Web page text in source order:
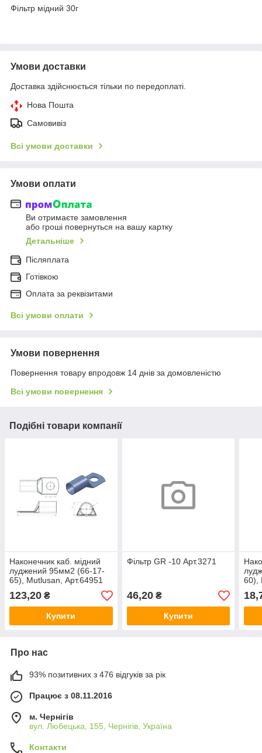
Фільтр мідний 30г
Умови доставки
Доставка здійснюється тільки по передоплаті.
Нова Пошта
Самовивіз
Всі умови доставки
Умови оплати
Ви отримаєте замовлення
або гроші повернуться на вашу картку
Детальніше
Післяплата
Готівкою
Оплата за реквізитами
Всі умови оплати
Умови повернення
Повернення товару впродовж 14 днів за домовленістю
Всі умови повернення
Подібні товари компанії
Наконечник каб. мідний
луджений 95мм2 (66-17-
65), Mutlusan, Арт.64951
123,20 ₴
Купити
Фільтр GR -10 Арт.3271
46,20₴
Купити
60),
Про нас
93% позитивних з 476 відгуків за рік
Працює з 08.11.2016
м. Чернігів
вул. Любецька, 155, Чернігів, Україна
Контакти